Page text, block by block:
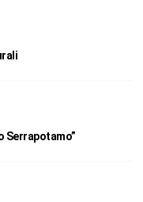
Serrapotamo”